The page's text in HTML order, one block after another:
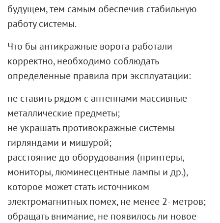
будущем, тем самым обеспечив стабильную
работу системы.
Что бы антикражные ворота работали
корректно, необходимо соблюдать
определенные правила при эксплуатации:
не ставить рядом с антеннами массивные
металлические предметы;
не украшать противокражные системы
гирляндами и мишурой;
расстояние до оборудования (принтеры,
мониторы, люминесцентные лампы и др.),
которое может стать источником
электромагнитных помех, не менее 2- метров;
обращать внимание, не появилось ли новое